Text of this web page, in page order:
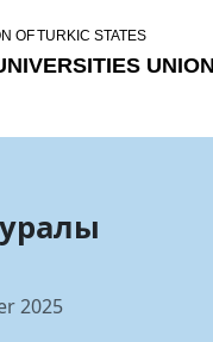
2025